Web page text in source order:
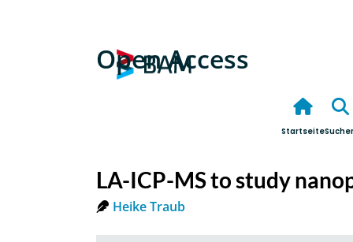
Open Access
Startseite
LA-ICP-MS to study
Heike Traub